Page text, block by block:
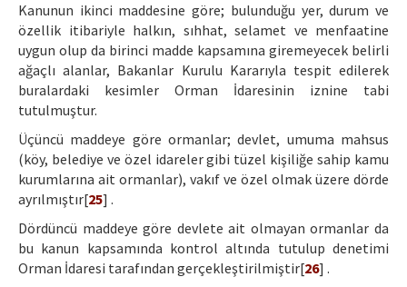
Kanunun ikinci maddesine göre; bulunduğu yer, durum ve
özellik itibariyle halkın, sıhhat, selamet ve menfaatine
uygun olup da birinci madde kapsamına giremeyecek belirli
ağaçlı alanlar, Bakanlar Kurulu Kararıyla tespit edilerek
buralardaki kesimler Orman İdaresinin iznine tabi
tutulmuştur.
Üçüncü maddeye göre ormanlar; devlet, umuma mahsus
(köy, belediye ve özel idareler gibi tüzel kişiliğe sahip kamu
kurumlarına ait ormanlar), vakıf ve özel olmak üzere dörde
ayrılmıştır[25] .
Dördüncü maddeye göre devlete ait olmayan ormanlar da
bu kanun kapsamında kontrol altında tutulup denetimi
Orman İdaresi tarafından gerçekleştirilmiştir[26] .